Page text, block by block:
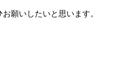
願いしたいと思います。